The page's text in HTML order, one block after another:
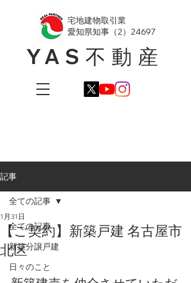
YAS不動産
​宅地建物取引業
愛知県知事（2）24697
記事
全ての記事
新築分譲戸建
日々のこと
全ての記事
【ご契約】新築戸建 名古屋市
北区
1月31日